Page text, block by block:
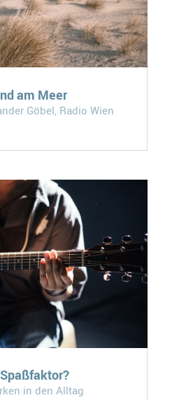
am Meer
Göbel, Radio Wien
in den Alltag